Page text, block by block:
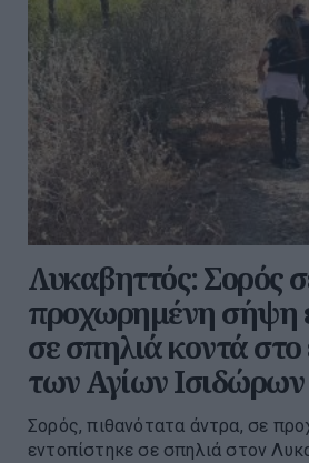
Λυκαβηττός: Σορός
προχωρημένη σήψη
σε σπηλιά κοντά
των Αγίων Ισιδώρων
Σορός, πιθανότατα άντρα, σε
εντοπίστηκε σε σπηλιά στον